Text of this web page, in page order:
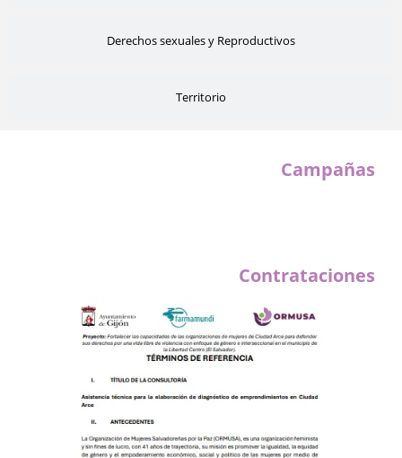
Derechos sexuales y Reproductivos
Territorio
Campañas
Contrataciones